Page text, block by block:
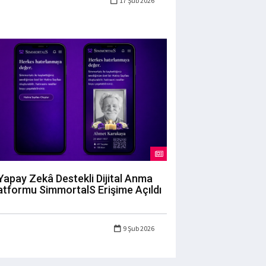
Zekâ Destekli Dijital Anma
SimmortalS Erişime Açıldı
9 Şub 2026